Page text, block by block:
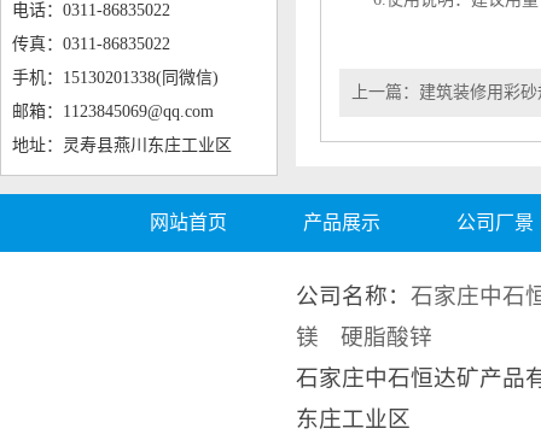
电话：0311-86835022
传真：0311-86835022
手机：15130201338(同微信)
邮箱：1123845069@qq.com
地址：灵寿县燕川东庄工业区
上一篇： 建筑装修用彩
网站首页 产品展示 公司厂景
公司名称： 石家庄中石
镁
硬脂酸锌
石家庄中石恒达矿产
东庄工业区